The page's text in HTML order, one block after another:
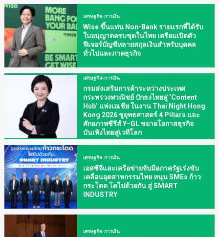
เศรษฐกิจ-การเงิน
Wise ขึ้นแท่น Non-Bank รายแรกที่ได้รับ
ใบอนุญาตครบชุดในไทย เตรียมเปิดตัว
ฟีเจอร์บัญชีหลายสกุลเงินสำหรับบุคคล
ทั่วไปและภาคธุรกิจ
เศรษฐกิจ-การเงิน
กรมส่งเสริมการค้าระหว่างประเทศ
กระทรวงพาณิชย์ ปักธงไทยสู่ ‘Content
Hub’ แห่งเอเชีย ในงาน Thai Night Hong
Kong 2026 ชูยุทธศาสตร์ 4 Pillars และ
ศักยภาพซีรีส์ Y–GL ขยายโอกาสธุรกิจ
บันเทิงไทยสู่เวทีโลก
เศรษฐกิจ-การเงิน
เอสซีจีและเครือข่ายจับมือภาครัฐเร่งขับ
เคลื่อนอุตสาหกรรมไทย หนุน SMEs ก้าว
กระโดด โตไปด้วยกัน สู่ SMART
INDUSTRY
เศรษฐกิจ-การเงิน